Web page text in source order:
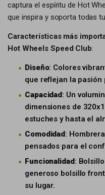
captura el espíritu de Hot
que inspira y soporta todas
Características más
Hot Wheels Speed Club:
Diseño: Colores
que reflejan la pasión
Capacidad: Un
dimensiones de
estuches y hasta el
Comodidad:
pensados para el
Funcionalidad:
generoso bolsillo
su lugar.